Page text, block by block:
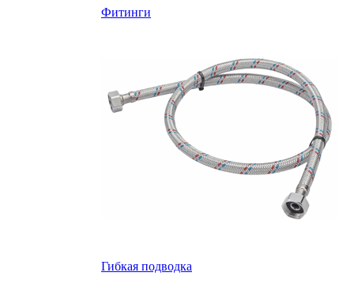
Фитинги
Гибкая подводка